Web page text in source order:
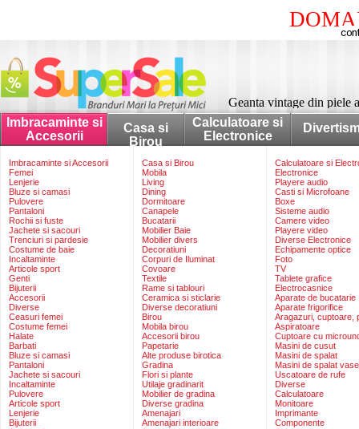
Geanta vintage din piele
Imbracaminte si
Accesorii
Casa si
Birou
Calculatoare si
Electronice
Imbracaminte si Accesorii
Femei
Lenjerie
Bluze si camasi
Pulovere
Pantaloni
Rochii si fuste
Jachete si sacouri
Trenciuri si pardesie
Costume de baie
Incaltaminte
Articole sport
Genti
Bijuterii
Accesorii
Diverse
Ceasuri femei
Costume femei
Halate
Barbati
Bluze si camasi
Pantaloni
Jachete si sacouri
Incaltaminte
Pulovere
Articole sport
Lenjerie
Bijuterii
Casa si Birou
Mobila
Living
Dining
Dormitoare
Canapele
Bucatarii
Mobilier Baie
Mobilier divers
Decoratiuni
Corpuri de Iluminat
Covoare
Textile
Rame si tablouri
Ceramica si sticlarie
Diverse decoratiuni
Birou
Mobila birou
Accesorii birou
Papetarie
Alte produse birotica
Gradina
Flori si plante
Utilaje gradinarit
Mobilier de gradina
Diverse gradina
Amenajari
Amenajari interioare
Calculatoare si
Electronice
Playere audio
Casti si Microfoane
Boxe
Sisteme audio
Camere video
Playere video
Diverse Electronice
Echipamente optice
Foto
TV
Tablete grafice
Electrocasnice
Aparate de bucatarie
Aparate frigorifice
Aragazuri, cuptoare,
Aspiratoare
Cuptoare cu
Masini de cusut
Masini de spalat
Masini de spalat vase
Uscatoare de rufe
Diverse
Calculatoare
Monitoare
Imprimante
Componente